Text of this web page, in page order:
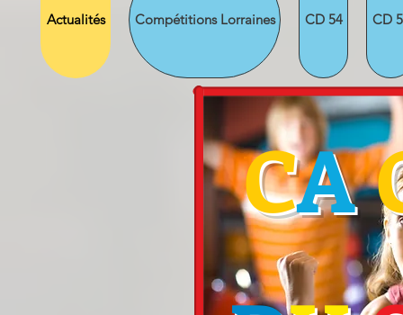
Actualités Compétitions Lorraines CD 54 CD
CA